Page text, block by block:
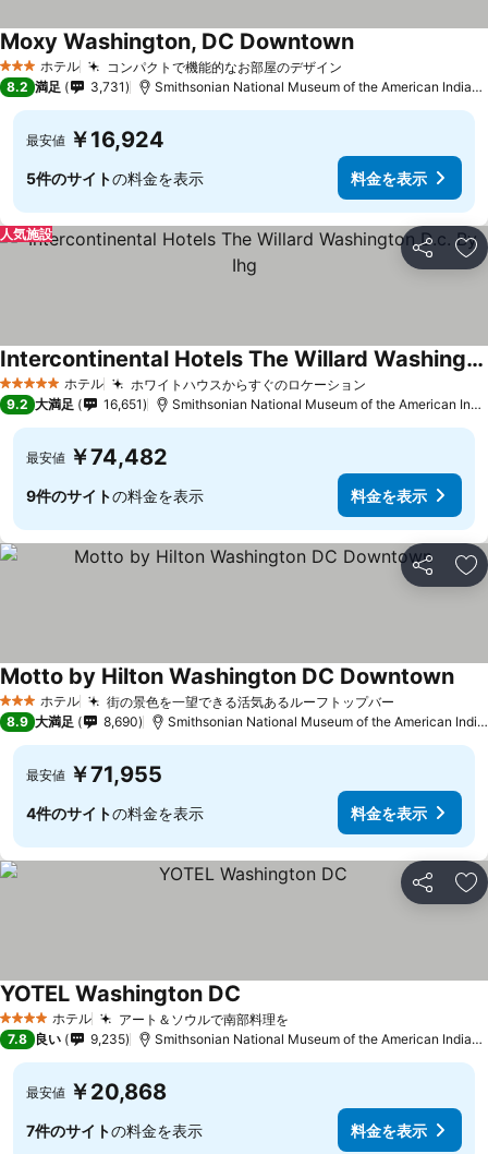
3 ホテルのランク
ホテル コンパクトで機能的なお部屋のデザイン
Moxy Washington, DC Downtown
8.2 満足 3,731 Smithsonian National Museum of the American Indianまで1.8 km
最安値 ￥16,924
5件のサイトの料金を表示 料金を表示
シェア お
人気施設
5 ホテルのランク
ホテル ホワイトハウスからすぐのロケーション
Intercontinental Hotels The Willard Washington D.c. By Ihg
9.2 大満足 16,651 Smithsonian National Museum of the American Indianまで1.6 km
最安値 ￥74,482
9件のサイトの料金を表示 料金を表示
シェア お
3 ホテルのランク
ホテル 街の景色を一望できる活気あるルーフトップバー
Motto by Hilton Washington DC Downtown
8.9 大満足 8,690 Smithsonian National Museum of the American Indianまで1.4 km
最安値 ￥71,955
4件のサイトの料金を表示 料金を表示
シェア お
4 ホテルのランク
ホテル アート＆ソウルで南部料理を
YOTEL Washington DC
7.8 良い 9,235 Smithsonian National Museum of the American Indianまで0.9 km
最安値 ￥20,868
7件のサイトの料金を表示 料金を表示